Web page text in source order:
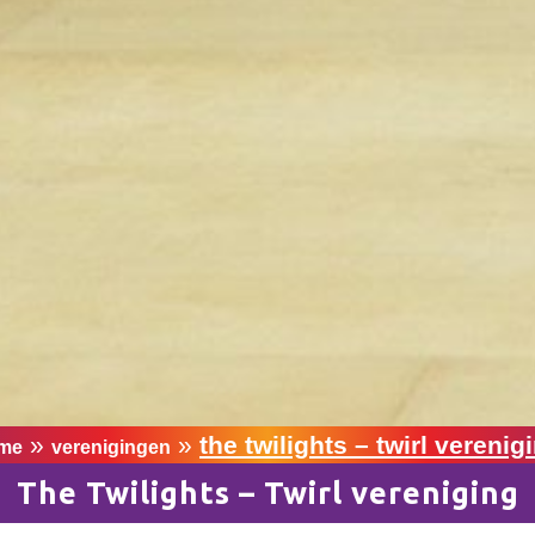
» verenigingen » the twilights – twirl
The Twilights – Twirl vereniging